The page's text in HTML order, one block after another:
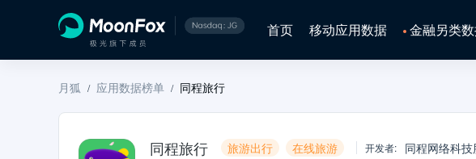
首页 移动应用数据 金融另类
月狐 / 应用数据榜单 / 同程旅行
同程旅行 旅游出行 在线旅游 开发者: 同程网络科